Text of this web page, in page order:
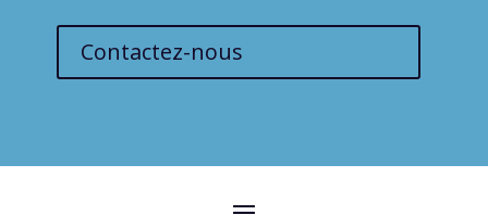
Contactez-nous